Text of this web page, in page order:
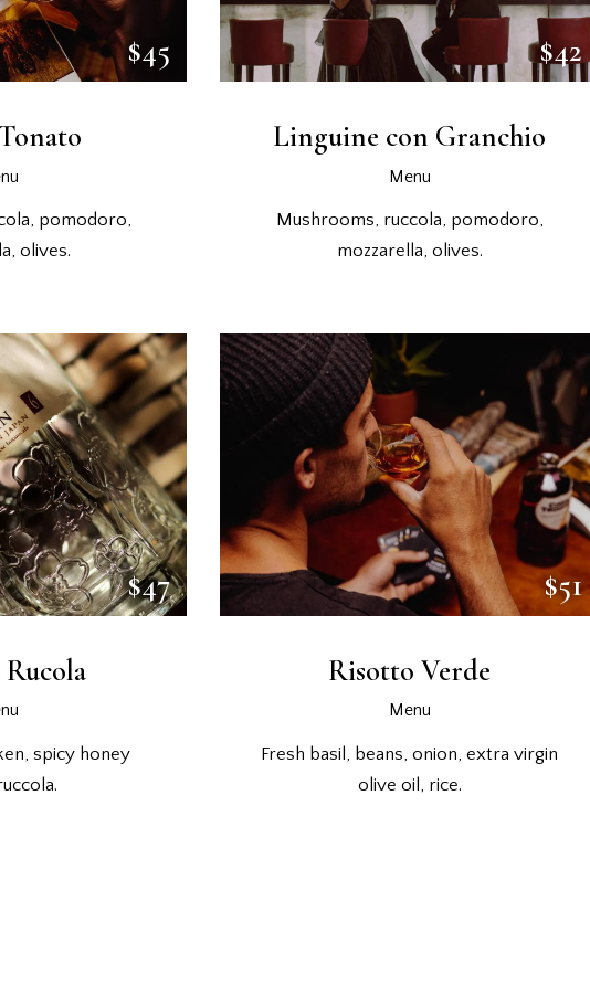
$45
pomodoro,
olives.
$42
Linguine con Granchio
Menu
Mushrooms, ruccola, pomodoro,
mozzarella, olives.
$47
spicy honey
$51
Risotto Verde
Menu
Fresh basil, beans, onion, extra virgin
olive oil, rice.